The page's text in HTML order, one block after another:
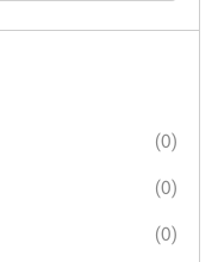
(0)
(0)
(0)